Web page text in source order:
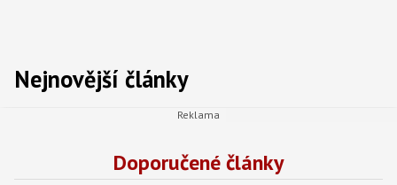
Nejnovější články
Doporučené články